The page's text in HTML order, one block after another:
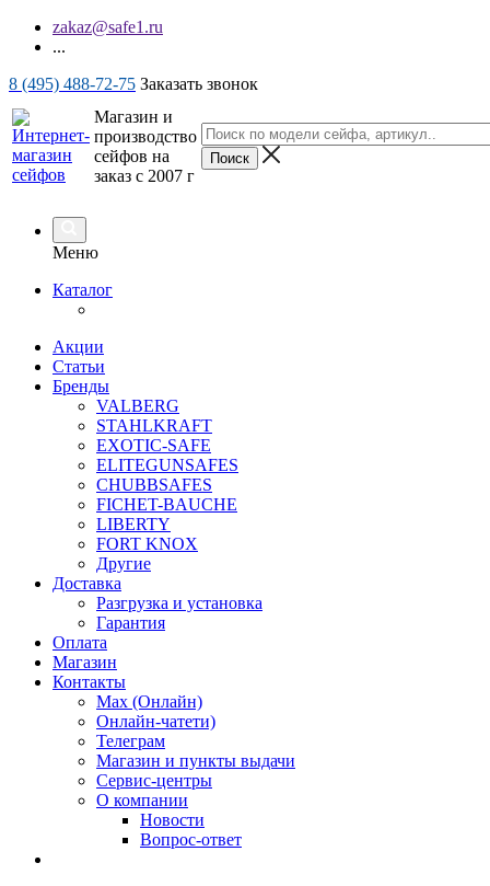
zakaz@safe1.ru
...
8 (495) 488-72-75 Заказать звонок
Магазин и
производство
сейфов на
заказ с 2007 г
Меню
Каталог
Акции
Статьи
Бренды
VALBERG
STAHLKRAFT
EXOTIC-SAFE
ELITEGUNSAFES
CHUBBSAFES
FICHET-BAUCHE
LIBERTY
FORT KNOX
Другие
Доставка
Разгрузка и установка
Гарантия
Оплата
Магазин
Контакты
Max (Онлайн)
Онлайн-чатети)
Телеграм
Магазин и пункты выдачи
Сервис-центры
О компании
Новости
Вопрос-ответ